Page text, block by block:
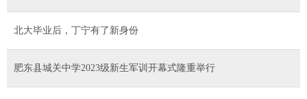
北大毕业后，丁宁有了新身份
肥东县城关中学2023级新生军训开幕式隆重举行